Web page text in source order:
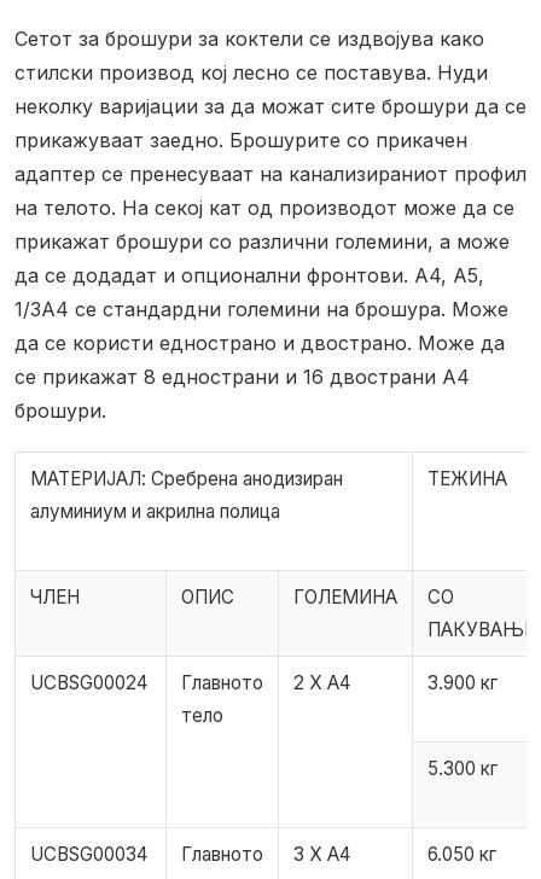
Сетот за брошури за коктели се издвојува како
стилски производ кој лесно се поставува. Нуди
неколку варијации за да можат сите брошури да се
прикажуваат заедно. Брошурите со прикачен
адаптер се пренесуваат на канализираниот профил
на телото. На секој кат од производот може да се
прикажат брошури со различни големини, а може
да се додадат и опционални фронтови. A4, A5,
1/3A4 се стандардни големини на брошура. Може
да се користи еднострано и двострано. Може да
се прикажат 8 еднострани и 16 двострани А4
брошури.
МАТЕРИЈАЛ: Сребрена анодизиран
алуминиум и акрилна полица
ТЕЖИНА
ЧЛЕН ОПИС ГОЛЕМИНА
СО
ПАКУВАЊЕ
UCBSG00024
Главното
тело
2 X А4 3.900 кг
5.300 кг
UCBSG00034
Главното
3 X A4 6.050 кг